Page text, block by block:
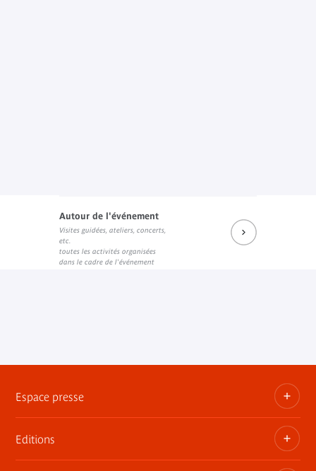
Autour de l'événement
Visites guidées, ateliers, concerts,
etc.
toutes les activités organisées
dans le cadre de l'événement
Espace presse
Dossiers, communiqués, bandes annonces
Editions